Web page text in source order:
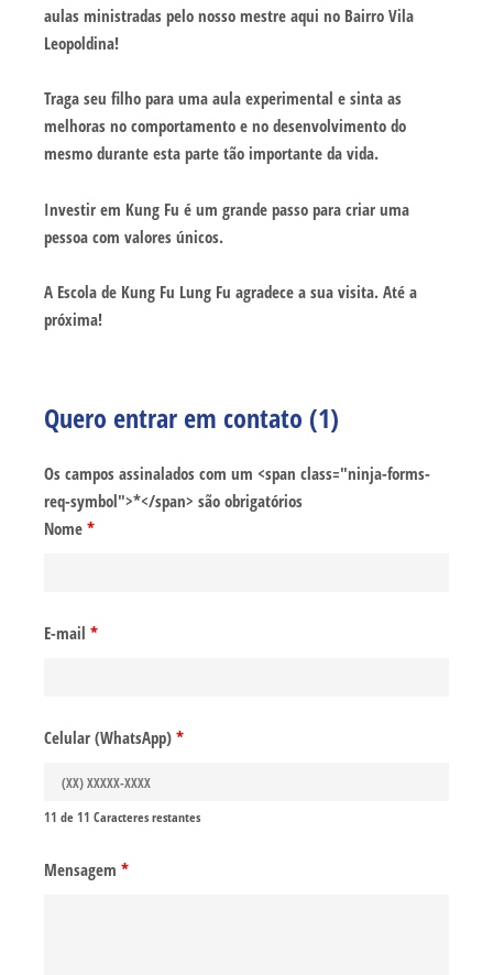
aulas ministradas pelo nosso mestre aqui no Bairro Vila
Leopoldina!
Traga seu filho para uma aula experimental e sinta as
melhoras no comportamento e no desenvolvimento do
mesmo durante esta parte tão importante da vida.
Investir em Kung Fu é um grande passo para criar uma
pessoa com valores únicos.
A Escola de Kung Fu Lung Fu agradece a sua visita. Até a
próxima!
Quero entrar em contato (1)
Os campos assinalados com um <span class="ninja-forms-
req-symbol">*</span> são obrigatórios
Nome *
E-mail *
Celular (WhatsApp) *
11 de 11 Caracteres restantes
Mensagem *